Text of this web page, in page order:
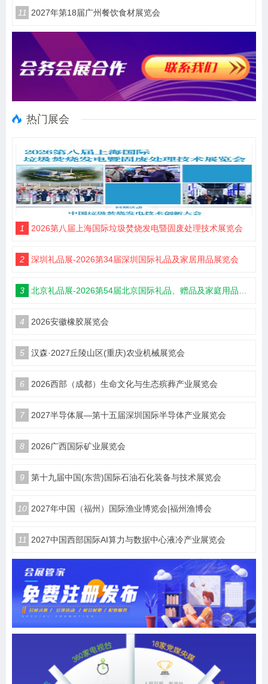
11 2027年第18届广州餐饮食材展览会
热门展会
1 2026第八届上海国际垃圾焚烧发电暨固废处理技术展览会
2 深圳礼品展-2026第34届深圳国际礼品及家居用品展览会
3 北京礼品展-2026第54届北京国际礼品、赠品及家庭用品展览会
4 2026安徽橡胶展览会
5 汉森·2027丘陵山区(重庆)农业机械展览会
6 2026西部（成都）生命文化与生态殡葬产业展览会
7 2027半导体展—第十五届深圳国际半导体产业展览会
8 2026广西国际矿业展览会
9 第十九届中国(东营)国际石油石化装备与技术展览会
10 2027年中国（福州）国际渔业博览会|福州渔博会
11 2027中国西部国际AI算力与数据中心液冷产业展览会